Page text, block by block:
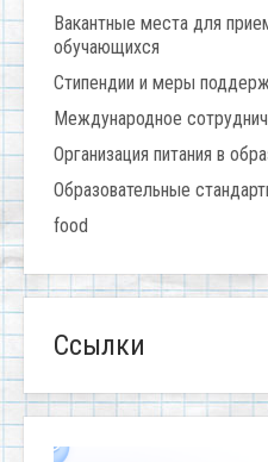
Вакантные места для
обучающихся
Стипендии и меры
Международное
Организация питания в
Образовательные
food
Ссылки